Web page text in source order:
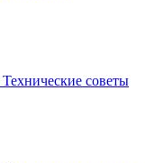
Технические советы